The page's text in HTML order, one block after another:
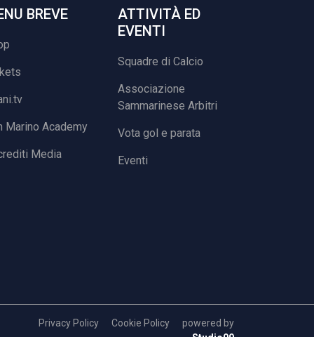
BREVE
Marino Academy
Media
ATTIVITÀ ED
EVENTI
Squadre di Calcio
Associazione
Sammarinese Arbitri
Vota gol e parata
Eventi
Privacy Policy Cookie Policy
powered by